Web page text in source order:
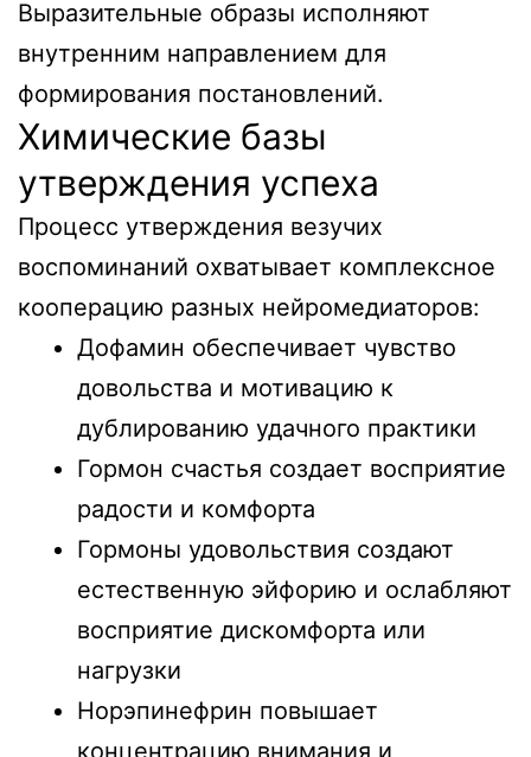
Выразительные образы исполняют
внутренним направлением для
формирования постановлений.
Химические базы
утверждения успеха
Процесс утверждения везучих
воспоминаний охватывает комплексное
кооперацию разных нейромедиаторов:
Дофамин обеспечивает чувство
довольства и мотивацию к
дублированию удачного практики
Гормон счастья создает восприятие
радости и комфорта
Гормоны удовольствия создают
естественную эйфорию и ослабляют
восприятие дискомфорта или
нагрузки
Норэпинефрин повышает
концентрацию внимания и